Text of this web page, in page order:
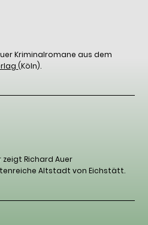
Kriminalromane aus dem
(Köln).
Richard Auer
Altstadt von Eichstätt.